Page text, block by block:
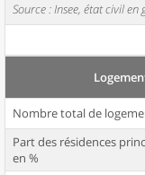
Source : Insee, état civil
Nombre total de
Part des résidences
en %